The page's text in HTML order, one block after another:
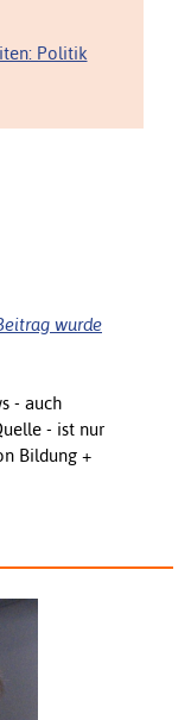
Politik
wurde
- auch
- ist nur
Bildung +